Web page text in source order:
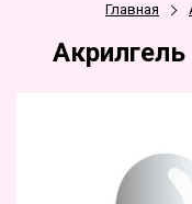
Главная